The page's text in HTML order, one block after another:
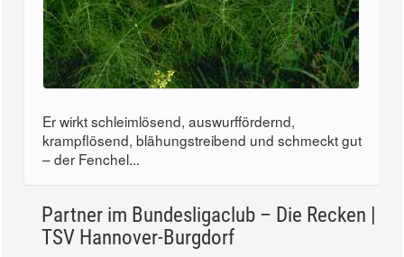
Er wirkt schleimlösend, auswurffördernd,
krampflösend, blähungstreibend und schmeckt gut
– der Fenchel...
Partner im Bundesligaclub – Die Recken |
TSV Hannover-Burgdorf